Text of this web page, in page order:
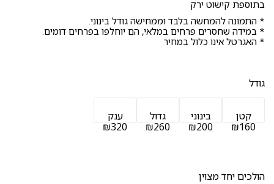
בתוספת קישוט ירק
* התמונה להמחשה בלבד וממחישה גודל בינוני.
* במידה שחסרים פרחים במלאי, הם יוחלפו בפרחים דומים.
* האגרטל אינו כלול במחיר
גודל
קטן
₪160
בינוני
₪200
גדול
₪260
ענק
₪320
הולכים יחד מצוין